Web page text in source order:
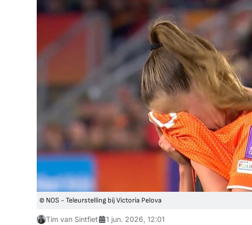
© NOS - Teleurstelling bij Victoria Pelova
Tim van Sintfiet 1 jun. 2026, 12:01